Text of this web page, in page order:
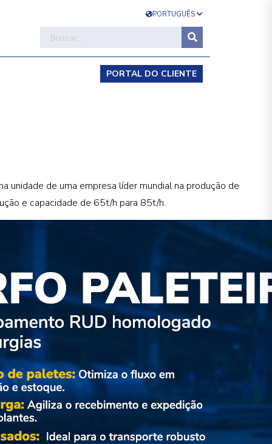
PORTUGUÊS
PORTAL DO CLIENTE
unidade de uma empresa líder mundial na produção de
e capacidade de 65t/h para 85t/h.
-->